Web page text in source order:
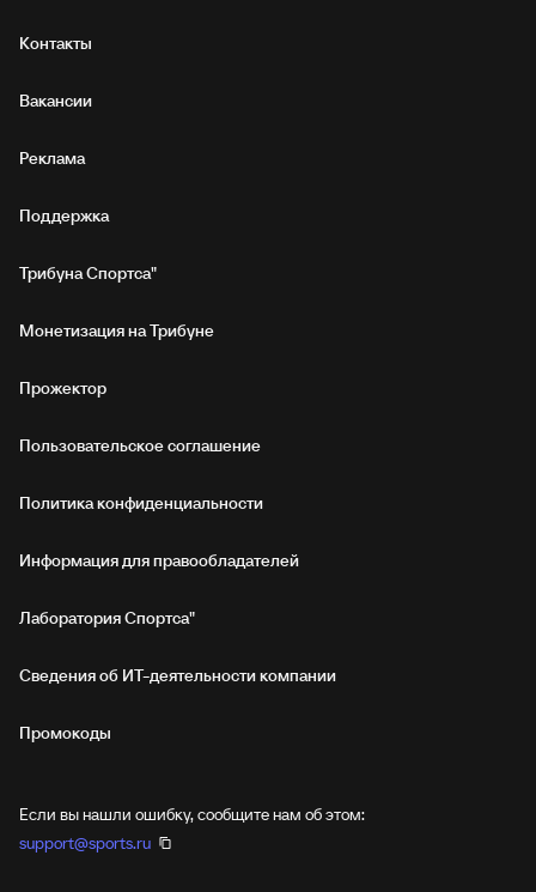
Контакты
Вакансии
Реклама
Поддержка
Трибуна Спортса"
Монетизация на Трибуне
Прожектор
Пользовательское соглашение
Политика конфиденциальности
Информация для правообладателей
Лаборатория Спортса"
Сведения об ИТ‑деятельности компании
Промокоды
Если вы нашли ошибку, сообщите нам об этом:
support@sports.ru